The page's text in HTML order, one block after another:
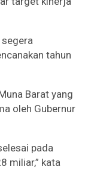
tahun
Barat yang
oleh Gubernur
pada
miliar,” kata